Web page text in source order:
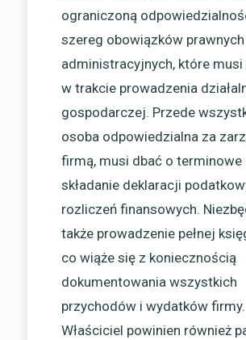
ograniczoną
szereg obowiązków prawnych
administracyjnych, które musi
w trakcie prowadzenia
gospodarczej. Przede
osoba odpowiedzialna za
firmą, musi dbać o terminowe
składanie deklaracji
rozliczeń finansowych.
także prowadzenie pełnej
co wiąże się z koniecznością
dokumentowania wszystkich
przychodów i wydatków firmy.
Właściciel powinien również